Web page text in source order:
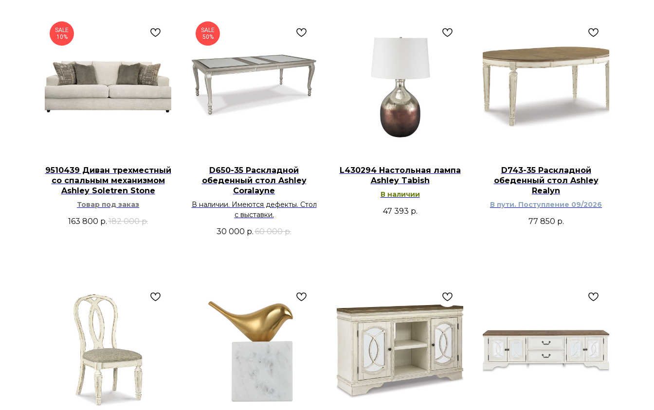
SALE
10%
9510439 Диван трехместный
со спальным механизмом
Ashley Soletren Stone
Товар под заказ
163 800 р.182 000 р.
SALE
50%
D650-35 Раскладной
обеденный стол Ashley
Coralayne
В наличии. Имеются дефекты. Стол
с выставки.
30 000 р. 60 000 р.
L430294 Настольная лампа
Ashley Tabish
В наличии
47 393 р.
D743-35 Раскладной
обеденный стол Ashley
Realyn
В пути. Поступление 09/2026
77 850 р.